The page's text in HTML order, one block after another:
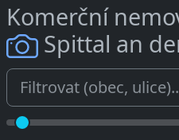
Komerční
Spittal an